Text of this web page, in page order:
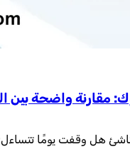
مقارنة واضحة بين
هل وقفت يومًا